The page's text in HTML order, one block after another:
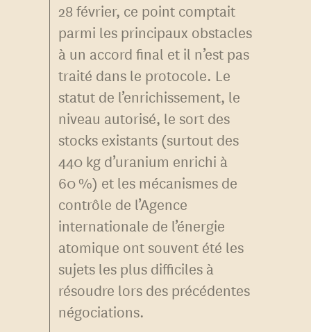
28 février, ce point comptait
parmi les principaux obstacles
à un accord final et il n’est pas
traité dans le protocole. Le
statut de l’enrichissement, le
niveau autorisé, le sort des
stocks existants (surtout des
440 kg d’uranium enrichi à
60 %) et les mécanismes de
contrôle de l’Agence
internationale de l’énergie
atomique ont souvent été les
sujets les plus difficiles à
résoudre lors des précédentes
négociations.